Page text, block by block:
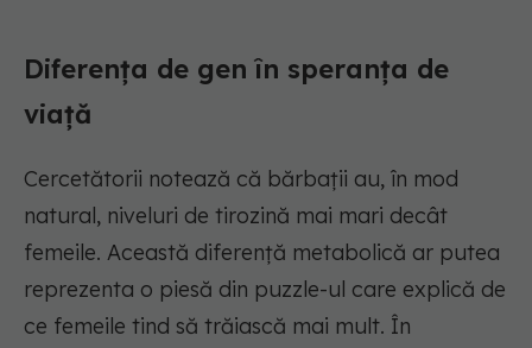
Diferența de gen în speranța de
viață
Cercetătorii notează că bărbații au, în mod
natural, niveluri de tirozină mai mari decât
femeile. Această diferență metabolică ar putea
reprezenta o piesă din puzzle-ul care explică de
ce femeile tind să trăiască mai mult. În